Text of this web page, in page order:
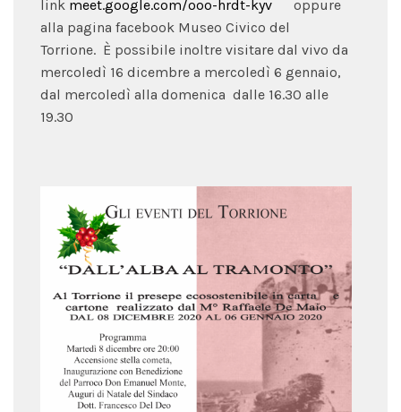
link meet.google.com/ooo-hrdt-kyv oppure
alla pagina facebook Museo Civico del
Torrione. È possibile inoltre visitare dal vivo da
mercoledì 16 dicembre a mercoledì 6 gennaio,
dal mercoledì alla domenica dalle 16.30 alle
19.30